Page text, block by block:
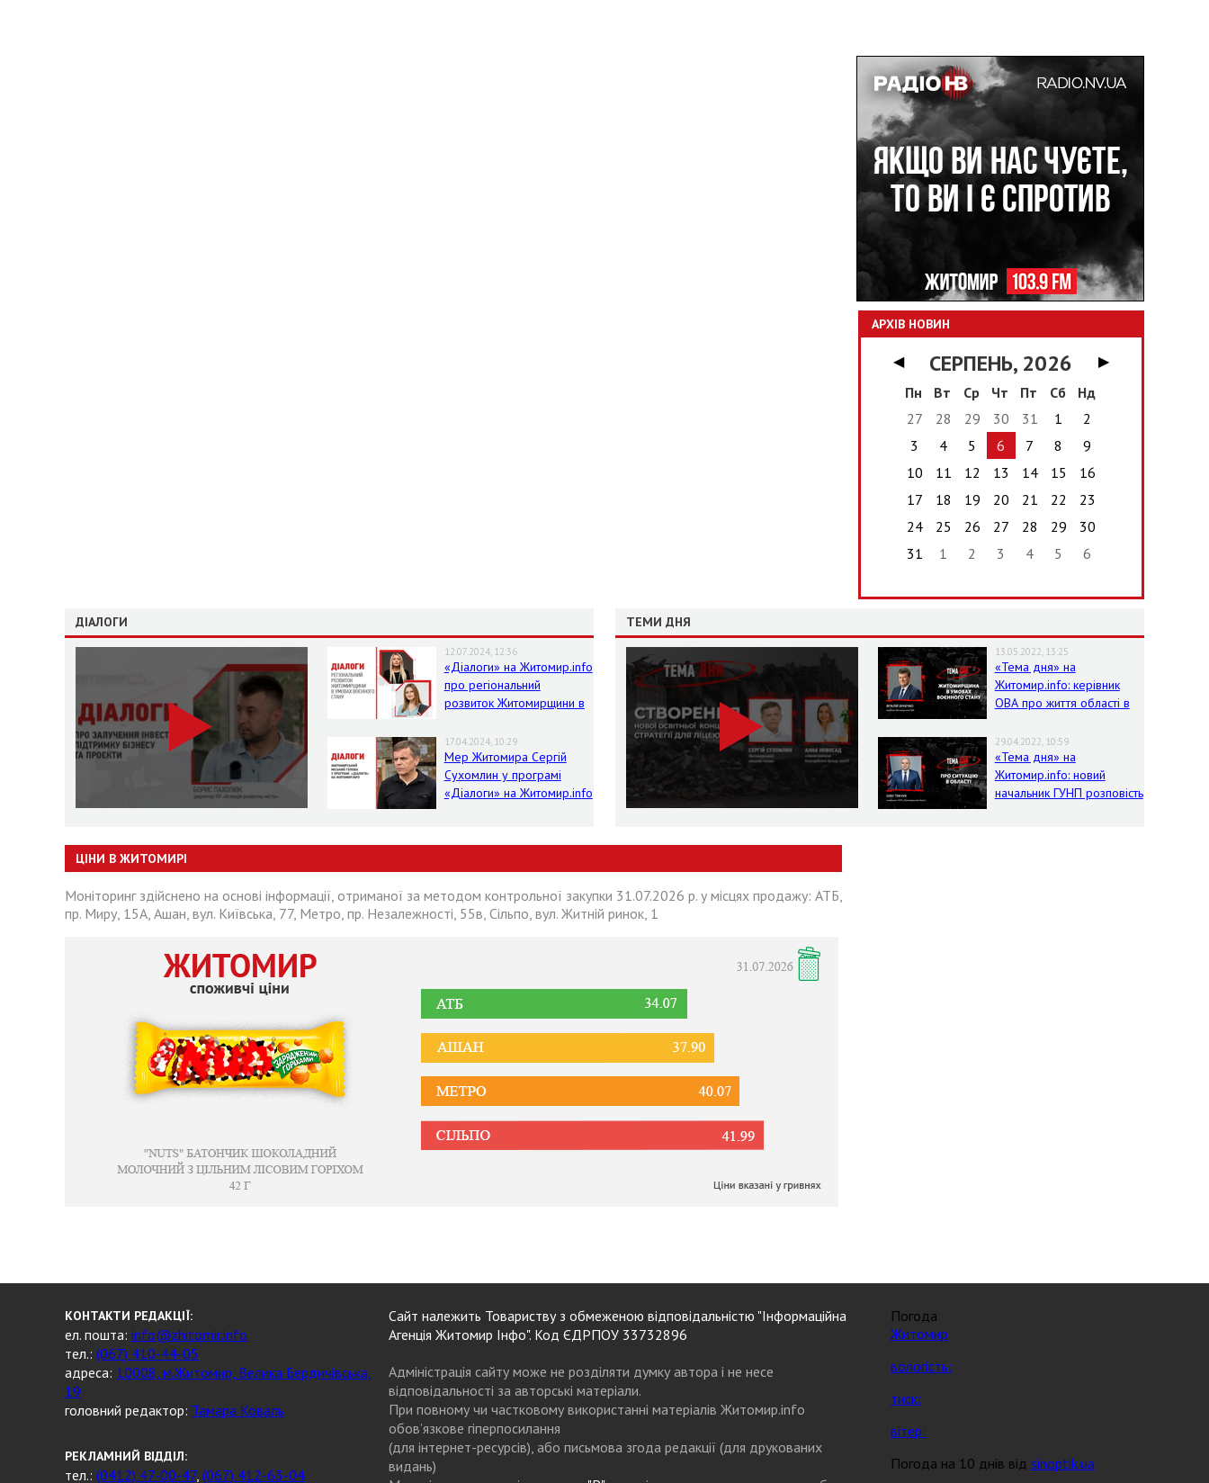
АРХІВ НОВИН
◀ СЕРПЕНЬ, 2026
▶
Пн
Вт Ср Чт Пт Сб
Нд
27
28 29 30 31 1
2
3
4 5 6 7 8
9
10
11 12 13 14 15
16
17
18 19 20 21 22
23
24
25 26 27 28 29
30
31
1 2 3 4 5 6
ДІАЛОГИ
12.07.2024, 12:36
«Діалоги» на Житомир.info
про регіональний
розвиток Житомирщини в
17.04.2024, 10:29
Мер Житомира Сергій
Сухомлин у програмі
«Діалоги» на Житомир.info
ТЕМИ ДНЯ
13.05.2022, 13:25
«Тема дня» на
Житомир.info: керівник
ОВА про життя області в
29.04.2022, 10:59
«Тема дня» на
Житомир.info: новий
начальник ГУНП розповість
ЦІНИ В ЖИТОМИРІ
Моніторинг здійснено на основі інформації, отриманої за методом контрольної закупки 31.07.2026 р. у місцях продажу: АТБ,
пр. Миру, 15А, Ашан, вул. Київська, 77, Метро, пр. Незалежності, 55в, Сільпо, вул. Житній ринок, 1
КОНТАКТИ РЕДАКЦІЇ:
ел. пошта: info@zhitomir.info
тел.: (067) 410-44-05
адреса: 10008, м.Житомир, Велика Бердичівська,
19
головний редактор: Тамара Коваль
РЕКЛАМНИЙ ВІДДІЛ:
тел.: (0412) 47-00-47, (067) 412-63-04
Сайт належить Товариству з обмеженою відповідальністю "Інформаційна
Агенція Житомир Інфо". Код ЄДРПОУ 33732896
Адміністрація сайту може не розділяти думку автора і не несе
відповідальності за авторські матеріали.
При повному чи частковому використанні матеріалів Житомир.info
обов’язкове гіперпосилання
(для інтернет-ресурсів), або письмова згода редакції (для друкованих
видань)
Погода
Житомир
вологість:
тиск:
вітер:
Погода на 10 днів від sinoptik.ua